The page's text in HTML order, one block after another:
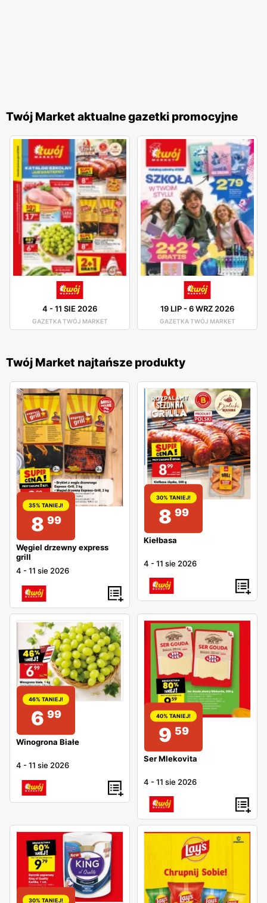
Twój Market aktualne gazetki promocyjne
4 -11 SIE 2026
GAZETKA TWÓJ MARKET
19 LIP-6 WRZ 2026
GAZETKA TWÓJ MARKET
Twój Market najtańsze produkty
35% TANIEJ!
8 99
Węgiel drzewny express
grill
4 -11 sie 2026
30% TANIEJ!
8 99
Kiełbasa
4 -11 sie 2026
46% TANIEJ!
6 99
Winogrona Białe
4 -11 sie 2026
40% TANIEJ!
9 59
Ser Mlekovita
4 -11 sie 2026
30% TANIEJ!